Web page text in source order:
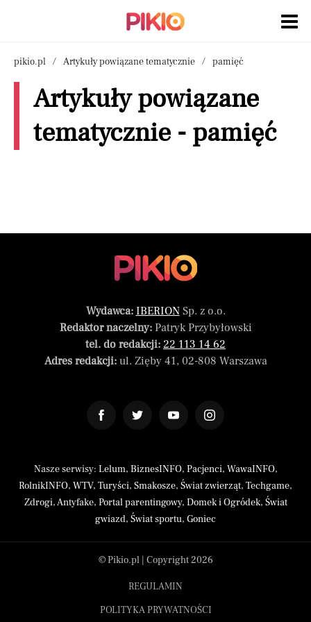
pikio.pl Artykuły powiązane tematycznie pamięć
Artykuły powiązane
tematycznie - pamięć
Wydawca: IBERIONSp. z o.o.
Redaktor naczelny:Patryk Przybyłowski
tel. do redakcji: 22 113 14 62
Adres redakcji:ul. Zięby 41, 02-808 Warszawa
Nasze serwisy: Lelum, BiznesINFO, Pacjenci, WawaINFO,
RolnikINFO, WTV, Turyści, Smakosze, Świat zwierząt, Techgame,
Zdrogi,Antyfake, Portal parentingowy, Domek i Ogródek, Świat
gwiazd, Świat sportu, Goniec
© Pikio.pl | Copyright 2026
REGULAMIN
POLITYKA PRYWATNOŚCI